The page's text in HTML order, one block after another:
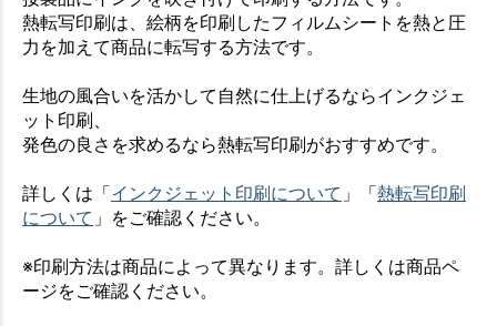
熱転写印刷は、絵柄を印刷したフィルムシートを熱と圧
力を加えて商品に転写する方法です。
生地の風合いを活かして自然に仕上げるならインクジェ
ット印刷、
発色の良さを求めるなら熱転写印刷がおすすめです。
詳しくは「インクジェット印刷について 」「熱転写印刷
について 」をご確認ください。
※印刷方法は商品によって異なります。詳しくは商品ペ
ージをご確認ください。